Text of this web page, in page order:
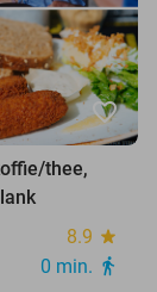
favorite_border
thee,
8.9 star
0 min. directions_walk